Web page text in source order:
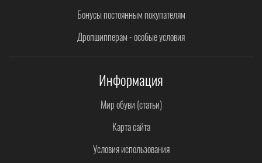
Бонусы постоянным покупателям
Дропшипперам - особые условия
Информация
Мир обуви (статьи)
Карта сайта
Условия использования